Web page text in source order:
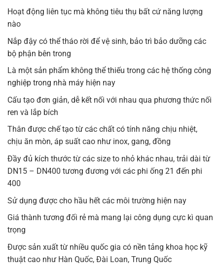
Hoạt động liên tục mà không tiêu thụ bất cứ năng lượng
nào
Nắp đậy có thể tháo rời để vệ sinh, bảo trì bảo dưỡng các
bộ phận bên trong
Là một sản phẩm không thể thiếu trong các hệ thống công
nghiệp trong nhà máy hiện nay
Cấu tạo đơn giản, dễ kết nối với nhau qua phương thức nối
ren và lắp bích
Thân được chế tạo từ các chất có tính năng chịu nhiệt,
chịu ăn mòn, áp suất cao như inox, gang, đồng
Đầy đủ kích thước từ các size to nhỏ khác nhau, trải dài từ
DN15 – DN400 tương đương với các phi ống 21 đến phi
400
Sử dụng được cho hầu hết các môi trường hiện nay
Giá thành tương đối rẻ mà mang lại công dụng cực kì quan
trọng
Được sản xuất từ nhiều quốc gia có nền tảng khoa học kỹ
thuật cao như Hàn Quốc, Đài Loan, Trung Quốc